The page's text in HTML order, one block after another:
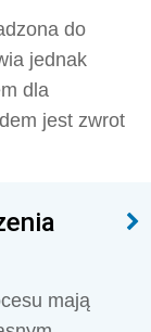
do
jednak
dla
jest zwrot
mają